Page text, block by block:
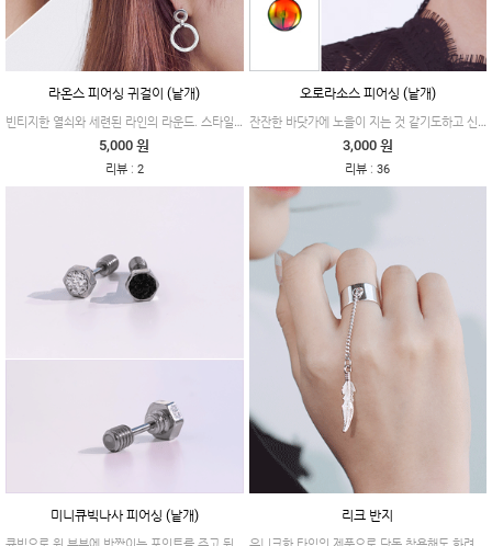
라온스 피어싱 귀걸이 (낱개)
빈티지한 열쇠와 세련된 라인의 라운드. 스타일은 다르지만 두 가지 모두 키치하게 즐기실 수 있는 제품이에요.
5,000 원
리뷰: 2
오로라소스 피어싱 (낱개)
잔잔한 바닷가에 노을이 지는 것 같기도하고 신비로운 오로라의 형태가 느껴지는 제품이에요.
3,000 원
리뷰 :36
미니큐빅나사 피어싱 (낱개)
리크 반지